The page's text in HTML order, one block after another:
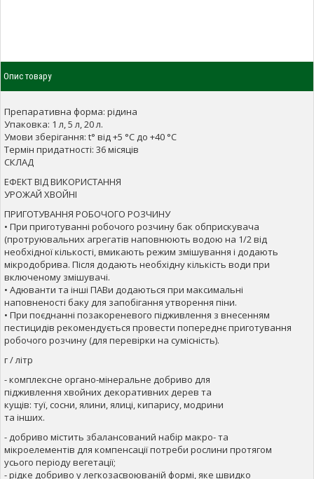
Опис товару
Препаративна форма: рідина
Упаковка: 1 л, 5 л, 20 л.
Умови зберігання: t° від +5 °С до +40 °С
Термін придатності: 36 місяців
СКЛАД
ЕФЕКТ ВІД ВИКОРИСТАННЯ
УРОЖАЙ ХВОЙНІ
ПРИГОТУВАННЯ РОБОЧОГО РОЗЧИНУ
• При приготуванні робочого розчину бак обприскувача
(протруювальних агрегатів наповнюють водою на 1/2 від
необхідної кількості, вмикають режим змішування і додають
мікродобрива. Після додають необхідну кількість води при
включеному змішувачі.
• Адюванти та інші ПАВи додаються при максимальні
наповненості баку для запобігання утворення піни.
• При поєднанні позакореневого підживлення з внесенням
пестицидів рекомендується провести попереднє приготування
робочого розчину (для перевірки на сумісність).
г / літр
- комплексне органо-мінеральне добриво для
підживлення хвойних декоративних дерев та
кущів: туї, сосни, ялини, ялиці, кипарису, модрини
та інших.
- добриво містить збалансований набір макро- та
мікроелементів для компенсації потреби рослини протягом
усього періоду вегетації;
- рідке добриво у легкозасвоюваній формі, яке швидко